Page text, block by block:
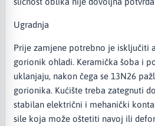
Ugradnja
Prije zamjene potrebno je isključiti
gorionik ohladi. Keramička šoba i
uklanjaju, nakon čega se 13N26
gorionika. Kućište treba zategnuti
stabilan električni i mehanički
sile koja može oštetiti navoj ili